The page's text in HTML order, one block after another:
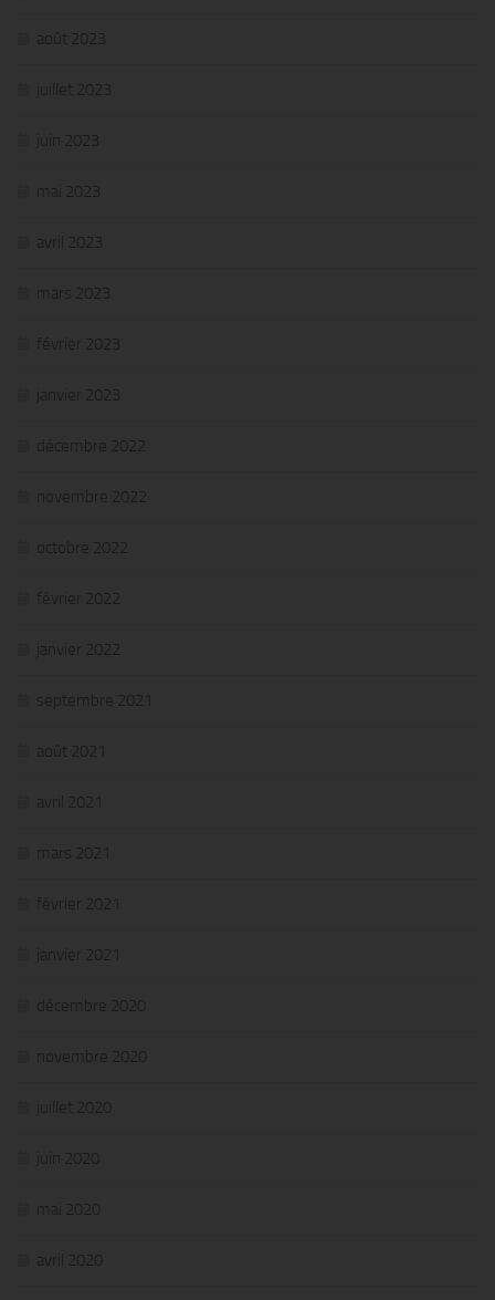
août 2023
juillet 2023
juin 2023
mai 2023
avril 2023
mars 2023
février 2023
janvier 2023
décembre 2022
novembre 2022
octobre 2022
février 2022
janvier 2022
septembre 2021
août 2021
avril 2021
mars 2021
février 2021
janvier 2021
décembre 2020
novembre 2020
juillet 2020
juin 2020
mai 2020
avril 2020